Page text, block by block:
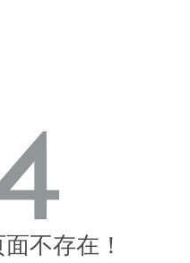
不存在！